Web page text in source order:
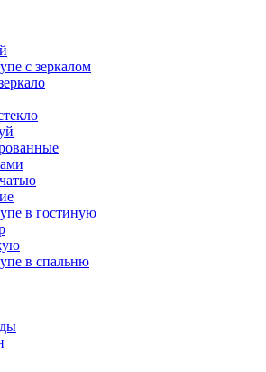
с зеркалом
в гостиную
в спальню